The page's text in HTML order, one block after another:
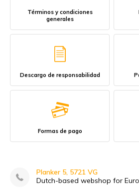
Términos y condiciones
generales
Descargo de responsabilidad
Formas de pago
Planker 5, 5721 VG
Dutch-based webshop for